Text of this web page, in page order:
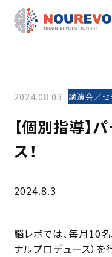
2024.08.03 講演会／セ
【個別指導】
ス！
2024.8.3
脳レボでは、毎月10
ナルプロデュース）を